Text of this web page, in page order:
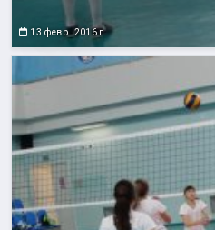
13 февр. 2016 г.